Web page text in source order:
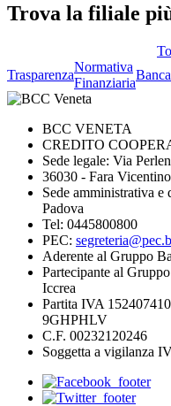
Trova la filiale
Trasparenza
Normativa
Finanziaria
BCC VENETA
CREDITO
Sede legale: Via
36030 - Fara
Sede amministrativa e
Padova
Tel: 0445800800
PEC:
Aderente al Gruppo
Partecipante al
Iccrea
Partita IVA
9GHPHLV
C.F. 00232120246
Soggetta a vigilanza